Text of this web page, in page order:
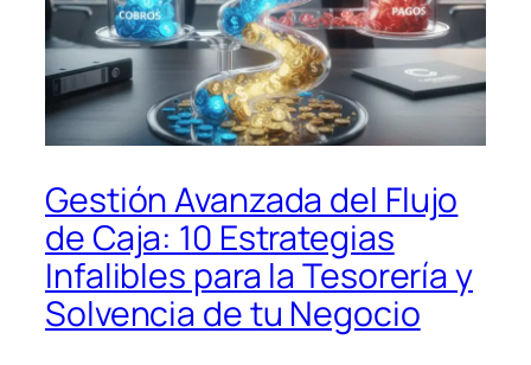
Gestión Avanzada del Flujo
de Caja: 10 Estrategias
Infalibles para la Tesorería y
Solvencia de tu Negocio